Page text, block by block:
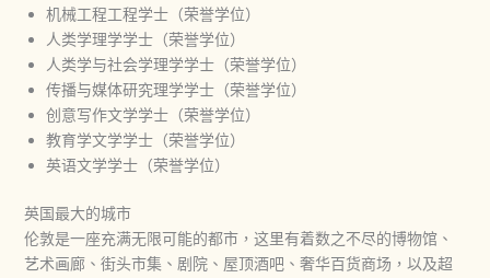
机械工程工程学士（荣誉学位）
人类学理学学士（荣誉学位）
人类学与社会学理学学士（荣誉学位）
传播与媒体研究理学学士（荣誉学位）
创意写作文学学士（荣誉学位）
教育学文学学士（荣誉学位）
英语文学学士（荣誉学位）
英国最大的城市
伦敦是一座充满无限可能的都市，这里有着数之不尽的博物馆、
艺术画廊、街头市集、剧院、屋顶酒吧、奢华百货商场，以及超